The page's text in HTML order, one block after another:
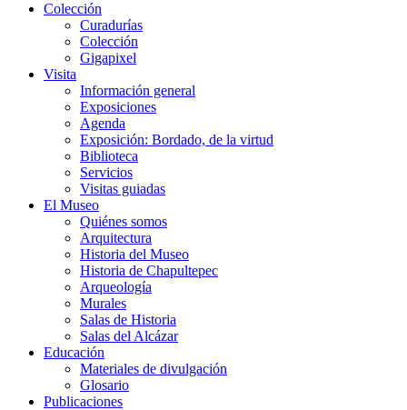
Colección
Curadurías
Colección
Gigapixel
Visita
Información general
Exposiciones
Agenda
Exposición: Bordado, de la virtud
Biblioteca
Servicios
Visitas guiadas
El Museo
Quiénes somos
Arquitectura
Historia del Museo
Historia de Chapultepec
Arqueología
Murales
Salas de Historia
Salas del Alcázar
Educación
Materiales de divulgación
Glosario
Publicaciones